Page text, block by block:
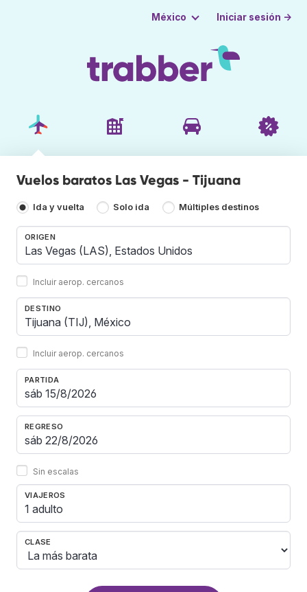
México Iniciar sesión →
Vuelos baratos Las Vegas - Tijuana
Ida y vuelta Solo ida Múltiples destinos
ORIGEN
Incluir aerop. cercanos
DESTINO
Incluir aerop. cercanos
PARTIDA
REGRESO
Sin escalas
VIAJEROS
1 adulto
CLASE